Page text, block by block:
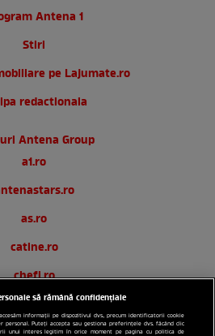
Antena 1
Stiri
pe Lajumate.ro
redactionala
Antena Group
a1.ro
as.ro
catine.ro
chefi.ro
deparinti.rosă rămână confidențiale
informații pe dispozitivul dvs., precum identificatorii cookie
Puteți accepta sau gestiona preferințele dvs. făcând clic
unui interes legitim în orice moment pe pagina cu politica de